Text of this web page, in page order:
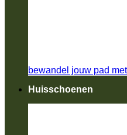
bewandel jouw pad
Huisschoenen